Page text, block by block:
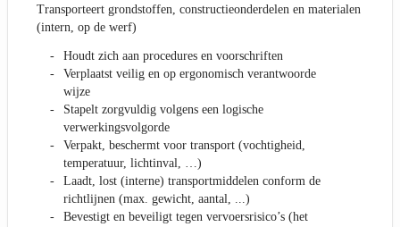
Transporteert grondstoffen, constructieonderdelen en materialen
(intern, op de werf)
Houdt zich aan procedures en voorschriften
Verplaatst veilig en op ergonomisch verantwoorde
wijze
Stapelt zorgvuldig volgens een logische
verwerkingsvolgorde
Verpakt, beschermt voor transport (vochtigheid,
temperatuur, lichtinval, …)
Laadt, lost (interne) transportmiddelen conform de
richtlijnen (max. gewicht, aantal, ...)
Bevestigt en beveiligt tegen vervoersrisico’s (het